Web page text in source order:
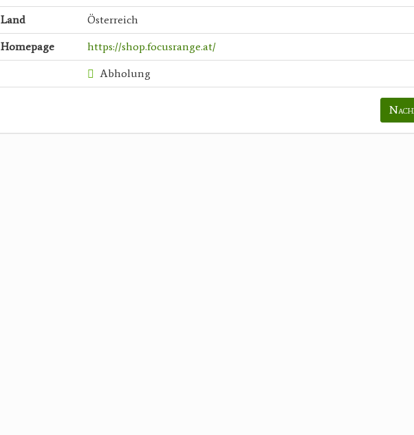
Land Österreich
Homepage https://shop.focusrange.at/
Abholung